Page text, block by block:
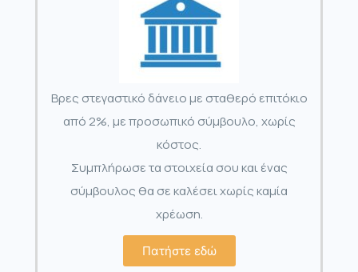
Βρες στεγαστικό δάνειο με σταθερό επιτόκιο
από 2%, με προσωπικό σύμβουλο, χωρίς
κόστος.
Συμπλήρωσε τα στοιχεία σου και ένας
σύμβουλος θα σε καλέσει χωρίς καμία
χρέωση.
Πατήστε εδώ